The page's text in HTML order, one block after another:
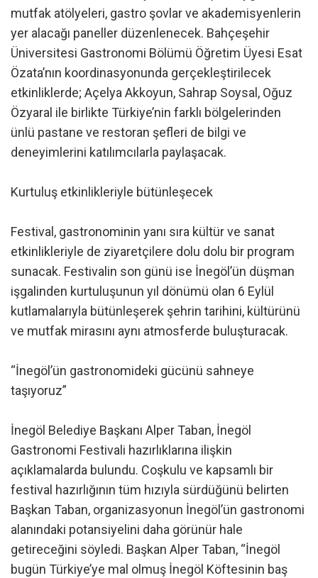
mutfak atölyeleri, gastro şovlar ve akademisyenlerin
yer alacağı paneller düzenlenecek. Bahçeşehir
Üniversitesi Gastronomi Bölümü Öğretim Üyesi Esat
Özata’nın koordinasyonunda gerçekleştirilecek
etkinliklerde; Açelya Akkoyun, Sahrap Soysal, Oğuz
Özyaral ile birlikte Türkiye’nin farklı bölgelerinden
ünlü pastane ve restoran şefleri de bilgi ve
deneyimlerini katılımcılarla paylaşacak.
Kurtuluş etkinlikleriyle bütünleşecek
Festival, gastronominin yanı sıra kültür ve sanat
etkinlikleriyle de ziyaretçilere dolu dolu bir program
sunacak. Festivalin son günü ise İnegöl’ün düşman
işgalinden kurtuluşunun yıl dönümü olan 6 Eylül
kutlamalarıyla bütünleşerek şehrin tarihini, kültürünü
ve mutfak mirasını aynı atmosferde buluşturacak.
“İnegöl’ün gastronomideki gücünü sahneye
taşıyoruz”
İnegöl Belediye Başkanı Alper Taban, İnegöl
Gastronomi Festivali hazırlıklarına ilişkin
açıklamalarda bulundu. Coşkulu ve kapsamlı bir
festival hazırlığının tüm hızıyla sürdüğünü belirten
Başkan Taban, organizasyonun İnegöl’ün gastronomi
alanındaki potansiyelini daha görünür hale
getireceğini söyledi. Başkan Alper Taban, “İnegöl
bugün Türkiye’ye mal olmuş İnegöl Köftesinin baş